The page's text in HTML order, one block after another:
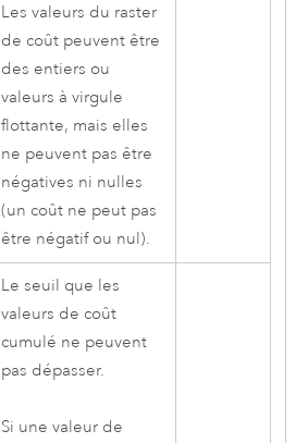
Les valeurs du raster
de coût peuvent être
des entiers ou
valeurs à virgule
flottante, mais elles
ne peuvent pas être
négatives ni nulles
(un coût ne peut pas
être négatif ou nul).
Le seuil que les
valeurs de coût
cumulé ne peuvent
pas dépasser.
Si une valeur de